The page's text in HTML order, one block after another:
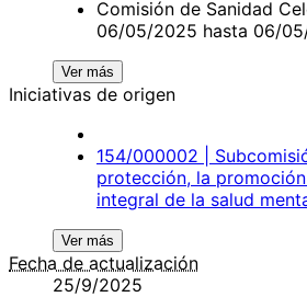
Comisión de Sanidad
06/05/2025 hasta 06/
Ver más
Iniciativas de origen
154/000002 |
protección, la
integral de la salud
Ver más
Fecha de actualización
25/9/2025